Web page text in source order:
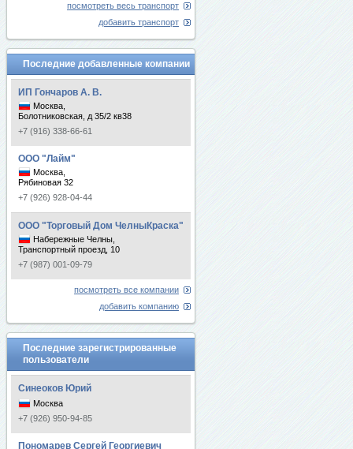
посмотреть весь транспорт
добавить транспорт
Последние добавленные компании
ИП Гончаров А. В.
Москва,
Болотниковская, д 35/2 кв38
+7 (916) 338-66-61
ООО "Лайм"
Москва,
Рябиновая 32
+7 (926) 928-04-44
ООО "Торговый Дом ЧелныКраска"
Набережные Челны,
Транспортный проезд, 10
+7 (987) 001-09-79
посмотреть все компании
добавить компанию
Последние зарегистрированные
пользователи
Синеоков Юрий
Москва
+7 (926) 950-94-85
Пономарев Сергей Георгиевич